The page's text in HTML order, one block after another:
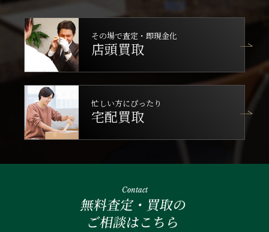
その場で査定・即現金化
店頭買取
忙しい方にぴったり
宅配買取
Contact
無料査定・買取の
ご相談はこちら